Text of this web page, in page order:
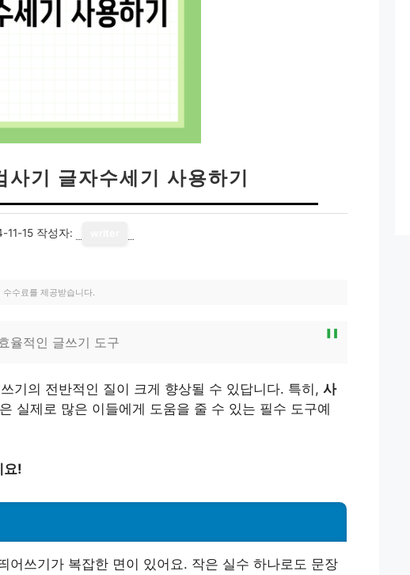
기 글자수세기 사용하기
11-15 작성자:
수료를 제공받습니다.
율적인 글쓰기 도구
기의 전반적인 질이 크게 향상될 수 있답니다. 특히, 사
실제로 많은 이들에게 도움을 줄 수 있는 필수 도구예
요!
어쓰기가 복잡한 면이 있어요. 작은 실수 하나로도 문장